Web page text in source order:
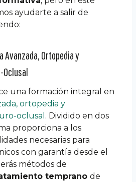
ayudarte a salir de
Avanzada, Ortopedia y
Oclusal
una formación integral en
ortopedia y
oclusal . Dividido en dos
proporciona a los
necesarias para
con garantía desde el
métodos de
temprano de